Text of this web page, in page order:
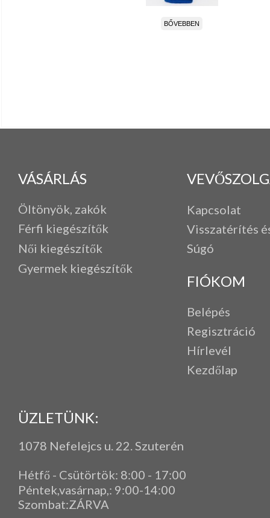
BŐVEBBEN
VÁSÁRLÁS
Öltönyök, zakók
Férfi kiegészítők
Női kiegészítők
Gyermek kiegészítők
Kapcsolat
Visszatérítés
Súgó
FIÓKOM
Belépés
Regisztráció
Hírlevél
Kezdőlap
ÜZLETÜNK:
1078 Nefelejcs u. 22. Szuterén
Hétfő - Csütörtök: 8:00 - 17:00
Péntek,vasárnap, : 9:00-14:00
Szombat:ZÁRVA